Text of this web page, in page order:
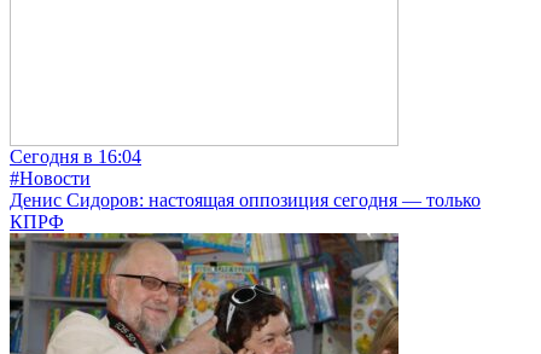
Сегодня в 16:04
#Новости
Денис Сидоров: настоящая оппозиция сегодня — только
КПРФ